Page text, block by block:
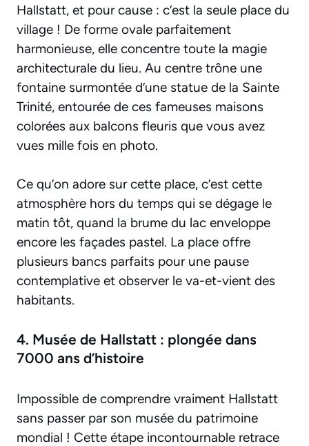
Hallstatt, et pour cause : c’est la seule place du
village ! De forme ovale parfaitement
harmonieuse, elle concentre toute la magie
architecturale du lieu. Au centre trône une
fontaine surmontée d’une statue de la Sainte
Trinité, entourée de ces fameuses maisons
colorées aux balcons fleuris que vous avez
vues mille fois en photo.
Ce qu’on adore sur cette place, c’est cette
atmosphère hors du temps qui se dégage le
matin tôt, quand la brume du lac enveloppe
encore les façades pastel. La place offre
plusieurs bancs parfaits pour une pause
contemplative et observer le va-et-vient des
habitants.
4. Musée de Hallstatt : plongée dans
7000 ans d’histoire
Impossible de comprendre vraiment Hallstatt
sans passer par son musée du patrimoine
mondial ! Cette étape incontournable retrace